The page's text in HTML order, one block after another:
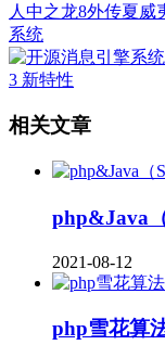
人中之龙8外传夏威
系统
3 新特性
相关文章
php&Java
2021-08-12
php雪花算